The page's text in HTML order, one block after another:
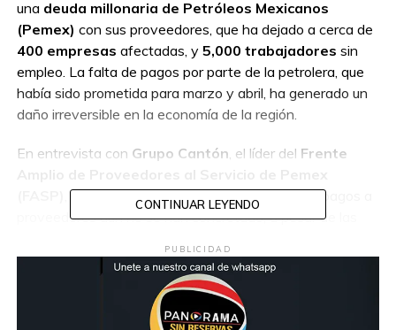
una deuda millonaria de Petróleos Mexicanos
(Pemex) con sus proveedores, que ha dejado a cerca de
400 empresas afectadas, y 5,000 trabajadores sin
empleo. La falta de pagos por parte de la petrolera, que
había sido prometida para marzo y abril, ha generado un
daño irreversible en la economía de la región.
En entrevista con Grupo Cantón, el líder del Frente
,Eustacio Pérez García, señaló que los pagos a
proveedores aún no se han concretado, a pesar de las
2025.
“Estamos en una situación crítica debido a la falta de
pagos. La deuda con proveedores asciende a
CONTINUAR LEYENDO
PUBLICIDAD